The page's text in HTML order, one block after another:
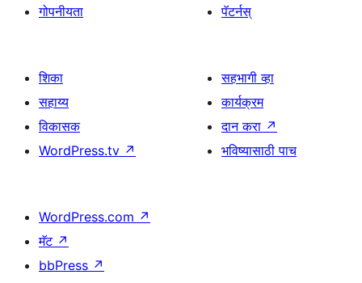
गोपनीयता
पॅटर्नस्
शिका
सहाय्य
विकासक
WordPress.tv ↗
सहभागी व्हा
कार्यक्रम
दान करा ↗
भविष्यासाठी पाच
WordPress.com ↗
मॅट ↗
bbPress ↗